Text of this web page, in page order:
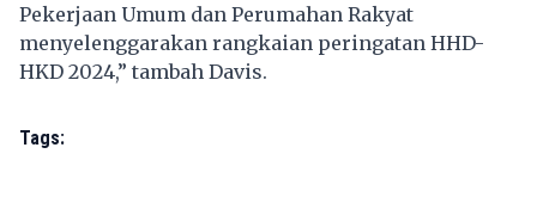
Pekerjaan Umum dan Perumahan Rakyat
menyelenggarakan rangkaian peringatan HHD-
HKD 2024,” tambah Davis.
Tags: